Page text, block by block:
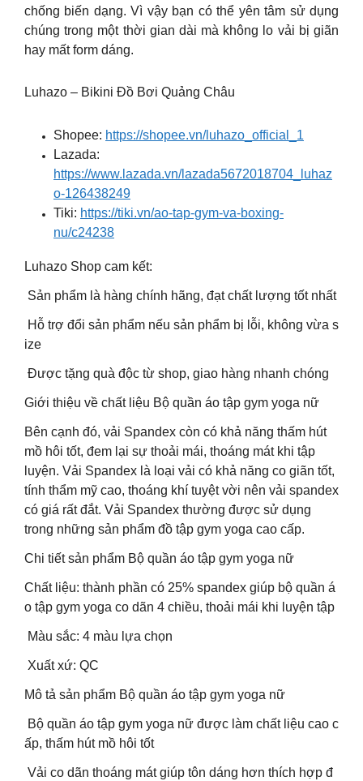
chống biến dạng. Vì vậy bạn có thể yên tâm sử dụng
chúng trong một thời gian dài mà không lo vải bị giãn
hay mất form dáng.
Luhazo – Bikini Đồ Bơi Quảng Châu
Shopee: https://shopee.vn/luhazo_official_1
Lazada:
https://www.lazada.vn/lazada5672018704_luhaz
o-126438249
Tiki: https://tiki.vn/ao-tap-gym-va-boxing-
nu/c24238
Luhazo Shop cam kết:
Sản phẩm là hàng chính hãng, đạt chất lượng tốt nhất
Hỗ trợ đổi sản phẩm nếu sản phẩm bị lỗi, không vừa s
ize
Được tặng quà độc từ shop, giao hàng nhanh chóng
Giới thiệu về chất liệu Bộ quần áo tập gym yoga nữ
Bên cạnh đó, vải Spandex còn có khả năng thấm hút
mồ hôi tốt, đem lại sự thoải mái, thoáng mát khi tập
luyện. Vải Spandex là loại vải có khả năng co giãn tốt,
tính thẩm mỹ cao, thoáng khí tuyệt vời nên vải spandex
có giá rất đắt. Vải Spandex thường được sử dụng
trong những sản phẩm đồ tập gym yoga cao cấp.
Chi tiết sản phẩm Bộ quần áo tập gym yoga nữ
Chất liệu: thành phần có 25% spandex giúp bộ quần á
o tập gym yoga co dãn 4 chiều, thoải mái khi luyện tập
Màu sắc: 4 màu lựa chọn
Xuất xứ: QC
Mô tả sản phẩm Bộ quần áo tập gym yoga nữ
Bộ quần áo tập gym yoga nữ được làm chất liệu cao c
ấp, thấm hút mồ hôi tốt
Vải co dãn thoáng mát giúp tôn dáng hơn thích hợp đ